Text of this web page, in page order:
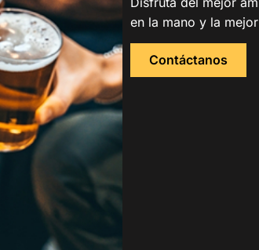
en la mano y la
Contáctanos